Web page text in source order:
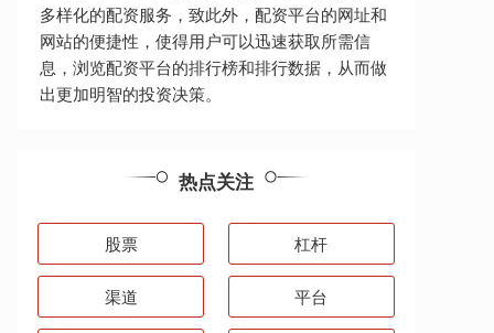
多样化的配资服务，致此外，配资平台的网址和
网站的便捷性，使得用户可以迅速获取所需信
息，浏览配资平台的排行榜和排行数据，从而做
出更加明智的投资决策。
热点关注
股票 杠杆
渠道 平台